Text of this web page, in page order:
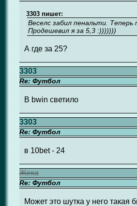
3303 пишет:
Веселс забил пенальти.
Продешевил я за 5,3 :)))))))
А где за 25?
3303
Re: Футбол
В bwin светило
3303
Re: Футбол
в 10bet - 24
Жека
Re: Футбол
Может это шутка у него такая